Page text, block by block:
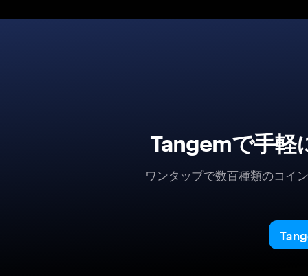
Tangemで手軽
ワンタップで数百種類のコイ